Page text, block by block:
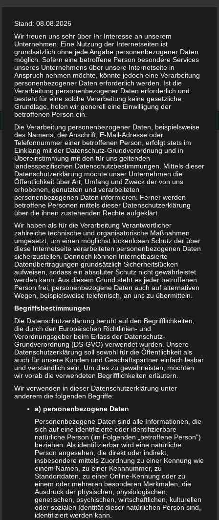
Facebook
Twitter
Suchen
nach:
2019>Januar
Monat:Januar 2019
Antragsformulare für Eltern
30. JANUAR 2019
Deutschland ist ein Land der Bürokratie. Für jede Leistung
des Staates wird der passende Antrag benötigt. Da kann
eine Auflistung der wichtigsten Antragsformulare hilfreich
sein….
WEITERLESEN...
Stand: 08.08.2026
Wir freuen uns sehr über Ihr Interesse an unserem
Unternehmen. Eine Nutzung der Internetseiten ist
grundsätzlich ohne jede Angabe personenbezogener Daten
möglich. Sofern eine betroffene Person besondere Services
unseres Unternehmens über unsere Internetseite in
Anspruch nehmen möchte, könnte jedoch eine Verarbeitung
personenbezogener Daten erforderlich werden. Ist die
Verarbeitung personenbezogener Daten erforderlich und
besteht für eine solche Verarbeitung keine gesetzliche
Grundlage, holen wir generell eine Einwilligung der
betroffenen Person ein.
Die Verarbeitung personenbezogener Daten, beispielsweise
des Namens, der Anschrift, E-Mail-Adresse oder
Telefonnummer einer betroffenen Person, erfolgt stets im
Einklang mit der Datenschutz-Grundverordnung und in
Übereinstimmung mit den für uns geltenden
landesspezifischen Datenschutzbestimmungen. Mittels dieser
Datenschutzerklärung möchte unser Unternehmen die
Öffentlichkeit über Art, Umfang und Zweck der von uns
erhobenen, genutzten und verarbeiteten
personenbezogenen Daten informieren. Ferner werden
betroffene Personen mittels dieser Datenschutzerklärung
über die ihnen zustehenden Rechte aufgeklärt.
Wir haben als für die Verarbeitung Verantwortlicher
zahlreiche technische und organisatorische Maßnahmen
umgesetzt, um einen möglichst lückenlosen Schutz der über
diese Internetseite verarbeiteten personenbezogenen Daten
sicherzustellen. Dennoch können Internetbasierte
Datenübertragungen grundsätzlich Sicherheitslücken
aufweisen, sodass ein absoluter Schutz nicht gewährleistet
werden kann. Aus diesem Grund steht es jeder betroffenen
Person frei, personenbezogene Daten auch auf alternativen
Wegen, beispielsweise telefonisch, an uns zu übermitteln.
Begriffsbestimmungen
Die Datenschutzerklärung beruht auf den Begrifflichkeiten,
die durch den Europäischen Richtlinien- und
Verordnungsgeber beim Erlass der Datenschutz-
Grundverordnung (DS-GVO) verwendet wurden. Unsere
Datenschutzerklärung soll sowohl für die Öffentlichkeit als
auch für unsere Kunden und Geschäftspartner einfach lesbar
und verständlich sein. Um dies zu gewährleisten, möchten
wir vorab die verwendeten Begrifflichkeiten erläutern.
Wir verwenden in dieser Datenschutzerklärung unter
anderem die folgenden Begriffe:
a) personenbezogene Daten
Personenbezogene Daten sind alle Informationen, die
sich auf eine identifizierte oder identifizierbare
natürliche Person (im Folgenden „betroffene Person")
beziehen. Als identifizierbar wird eine natürliche
Person angesehen, die direkt oder indirekt,
insbesondere mittels Zuordnung zu einer Kennung wie
einem Namen, zu einer Kennnummer, zu
Standortdaten, zu einer Online-Kennung oder zu
einem oder mehreren besonderen Merkmalen, die
Ausdruck der physischen, physiologischen,
genetischen, psychischen, wirtschaftlichen, kulturellen
oder sozialen Identität dieser natürlichen Person sind,
identifiziert werden kann.